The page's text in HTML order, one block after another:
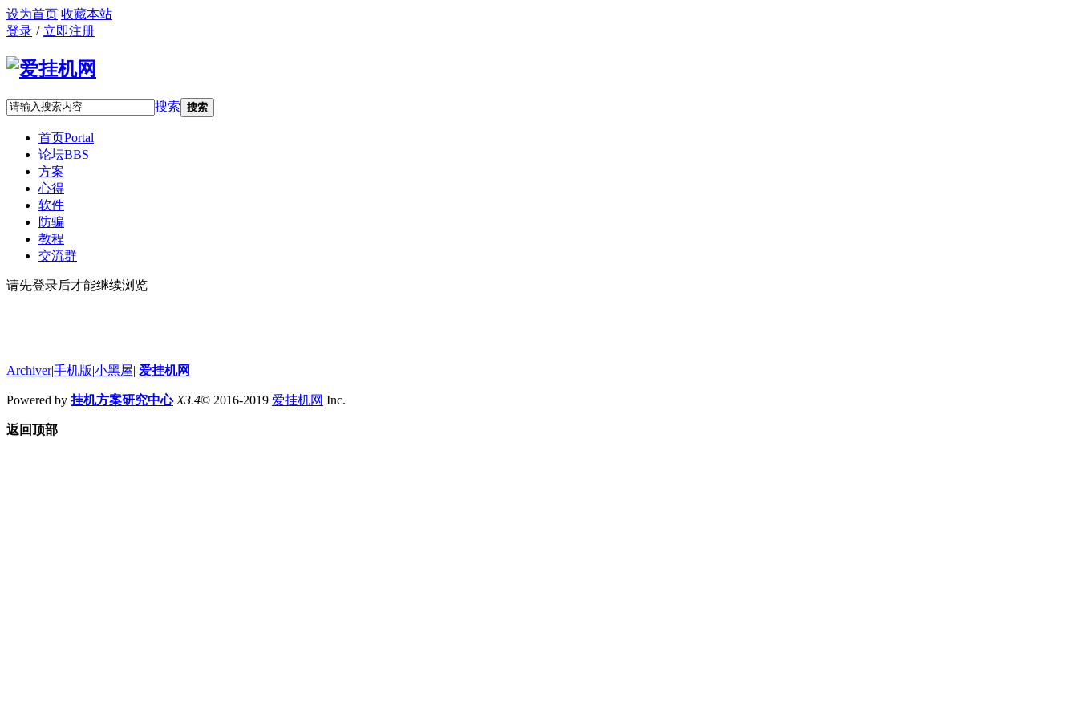
设为首页 收藏本站
登录 / 立即注册
搜索 搜索
首页Portal
论坛BBS
方案
心得
软件
防骗
教程
交流群
请先登录后才能继续浏览
Archiver|手机版|小黑屋| 爱挂机网
Powered by 挂机方案研究中心 X3.4© 2016-2019 爱挂机网 Inc.
返回顶部